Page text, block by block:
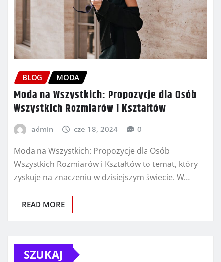
BLOG MODA
Moda na Wszystkich: Propozycje dla Osób
Wszystkich Rozmiarów i Kształtów
admin cze 18, 2024 0
Moda na Wszystkich: Propozycje dla Osób
Wszystkich Rozmiarów i Kształtów to temat, który
zyskuje na znaczeniu w dzisiejszym świecie. W…
READ MORE
SZUKAJ